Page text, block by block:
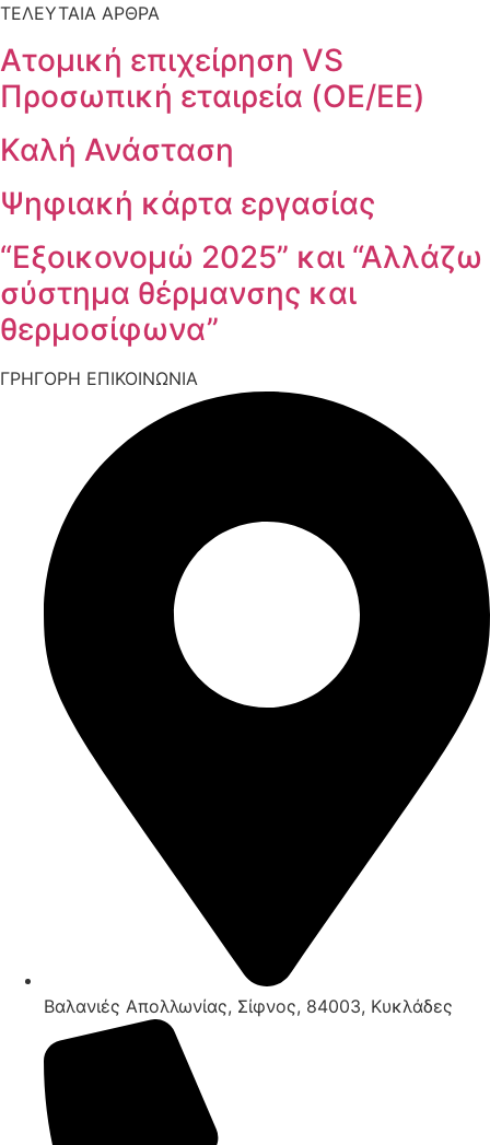
ΤΕΛΕΥΤΑΙΑ ΑΡΘΡΑ
Ατομική επιχείρηση VS
Προσωπική εταιρεία (OE/EE)
Καλή Ανάσταση
Ψηφιακή κάρτα εργασίας
“Εξοικονομώ 2025” και “Αλλάζω
σύστημα θέρμανσης και
θερμοσίφωνα”
ΓΡΗΓΟΡΗ ΕΠΙΚΟΙΝΩΝΙΑ
Βαλανιές Απολλωνίας, Σίφνος, 84003, Κυκλάδες